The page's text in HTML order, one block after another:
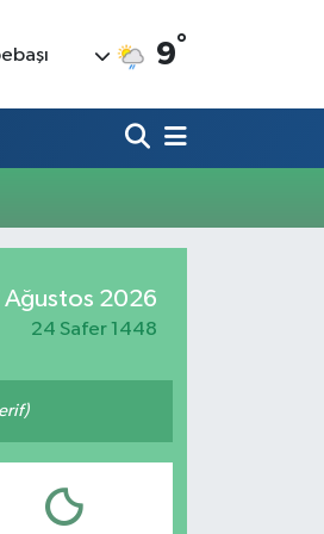
9°
Ağustos 2026
24 Safer 1448